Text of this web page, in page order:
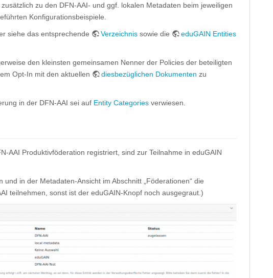
zu den DFN-AAI- und ggf. lokalen Metadaten beim jeweiligen
Konfigurationsbeispiele.
siehe das entsprechende Verzeichnis sowie die
eduGAIN Entities
den kleinsten gemeinsamen Nenner der Policies der beteiligten
Opt-In mit den aktuellen
diesbezüglichen Dokumenten zu
in der DFN-AAI sei auf Entity Categories verwiesen.
AAI Produktivföderation registriert, sind zur Teilnahme in eduGAIN
in der Metadaten-Ansicht im Abschnitt „Föderationen“ die
teilnehmen, sonst ist der eduGAIN-Knopf noch ausgegraut.)